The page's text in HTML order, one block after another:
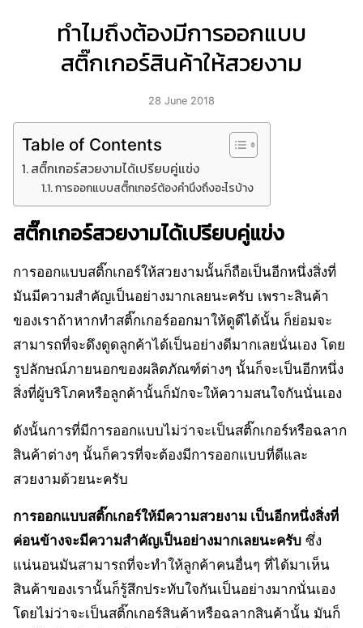
ทำไมถึงต้องมีการออกแบบ
สติ๊กเกอร์สินค้าให้สวยงาม
28 June 2018
Table of Contents
สติ๊กเกอร์สวยงามได้เปรียบคู่แข่ง
การออกแบบสติ๊กเกอร์ต้องคำนึงถึงอะไรบ้าง
สติ๊กเกอร์สวยงามได้เปรียบคู่แข่ง
การออกแบบสติ๊กเกอร์ให้สวยงามนั้นก็ถือเป็นอีกหนึ่งสิ่งที่
มันมีความสำคัญเป็นอย่างมากเลยนะครับ เพราะสินค้า
ของเราถ้าหากทำสติ๊กเกอร์ออกมาให้ดูดีได้นั้น ก็ย่อมจะ
สามารถที่จะดึงดูดลูกค้าได้เป็นอย่างดีมากเลยนั่นเอง โดย
รูปลักษณ์ภายนอกของผลิตภัณฑ์ต่างๆ นั้นก็จะเป็นอีกหนึ่ง
สิ่งที่ผู้บริโภคหรือลูกค้านั้นก็มักจะให้ความสนใจกันนั่นเอง
ดังนั้นการที่มีการออกแบบไม่ว่าจะเป็นสติ๊กเกอร์หรือฉลาก
สินค้าต่างๆ นั้นก็ควรที่จะต้องมีการออกแบบที่ดีและ
สวยงามด้วยนะครับ
การออกแบบสติ๊กเกอร์ให้มีความสวยงาม เป็นอีกหนึ่งสิ่งที่
ค่อนข้างจะมีความสำคัญเป็นอย่างมากเลยนะครับ ซึ่ง
แน่นอนมันสามารถที่จะทำให้ลูกค้าคนอื่นๆ ที่ได้มาเห็น
สินค้าของเรานั้นก็รู้สึกประทับใจกันเป็นอย่างมากนั่นเอง
โดยไม่ว่าจะเป็นสติ๊กเกอร์สินค้าหรือฉลากสินค้านั้น มันก็